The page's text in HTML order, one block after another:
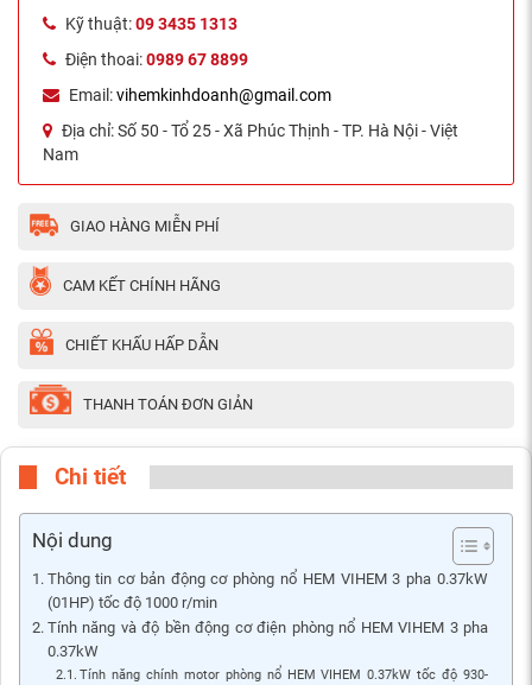
Kỹ thuật:09 3435 1313
Điện thoai:0989 67 8899
Email:vihemkinhdoanh@gmail.com
Địa chỉ:Số 50 - Tổ 25 - Xã Phúc Thịnh - TP. Hà Nội - Việt
Nam
GIAO HÀNG MIỄN PHÍ
CAM KẾT CHÍNH HÃNG
CHIẾT KHẤU HẤP DẪN
THANH TOÁN ĐƠN GIẢN
Chi tiết
Nội dung
Thông tin cơ bản động cơ phòng nổ HEM VIHEM 3 pha 0.37kW
(01HP) tốc độ 1000 r/min
Tính năng và độ bền động cơ điện phòng nổ HEM VIHEM 3 pha
0.37kW
Tính năng chính motor phòng nổ HEM VIHEM 0.37kW tốc độ 930-